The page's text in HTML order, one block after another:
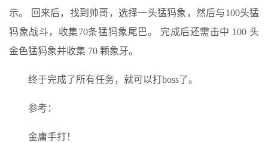
示。 回来后，找到帅哥，选择一头猛犸象，然后与100头猛
犸象战斗，收集70条猛犸象尾巴。 完成后还需击中 100 头
金色猛犸象并收集 70 颗象牙。
终于完成了所有任务，就可以打boss了。
参考：
金庸手打！